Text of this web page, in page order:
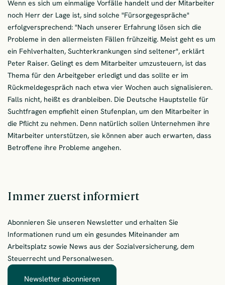
Wenn es sich um einmalige Vorfälle handelt und der Mitarbeiter
noch Herr der Lage ist, sind solche "Fürsorgegespräche"
erfolgversprechend: "Nach unserer Erfahrung lösen sich die
Probleme in den allermeisten Fällen frühzeitig. Meist geht es um
ein Fehlverhalten, Suchterkrankungen sind seltener", erklärt
Peter Raiser. Gelingt es dem Mitarbeiter umzusteuern, ist das
Thema für den Arbeitgeber erledigt und das sollte er im
Rückmeldegespräch nach etwa vier Wochen auch signalisieren.
Falls nicht, heißt es dranbleiben. Die Deutsche Hauptstelle für
Suchtfragen empfiehlt einen Stufenplan, um den Mitarbeiter in
die Pflicht zu nehmen. Denn natürlich sollen Unternehmen ihre
Mitarbeiter unterstützen, sie können aber auch erwarten, dass
Betroffene ihre Probleme angehen.
Immer zuerst informiert
Abonnieren Sie unseren Newsletter und erhalten Sie
Informationen rund um ein gesundes Miteinander am
Arbeitsplatz sowie News aus der Sozialversicherung, dem
Steuerrecht und Personalwesen.
Newsletter abonnieren